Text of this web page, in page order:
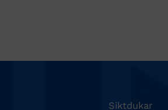
Siktdukar